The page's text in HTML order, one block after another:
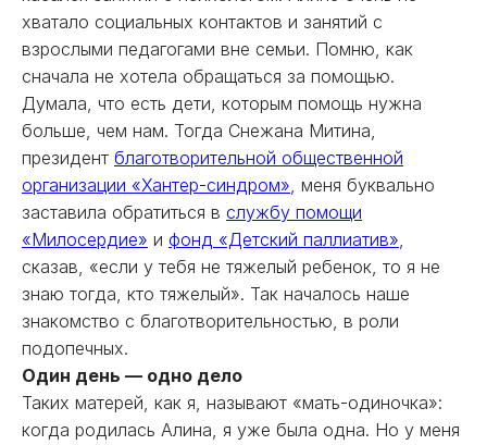
хватало социальных контактов и занятий с
взрослыми педагогами вне семьи. Помню, как
сначала не хотела обращаться за помощью.
Думала, что есть дети, которым помощь нужна
больше, чем нам. Тогда Снежана Митина,
президент благотворительной общественной
организации «Хантер-синдром», меня буквально
заставила обратиться в службу помощи
«Милосердие» и фонд «Детский паллиатив»,
сказав, «если у тебя не тяжелый ребенок, то я не
знаю тогда, кто тяжелый». Так началось наше
знакомство с благотворительностью, в роли
подопечных.
Один день — одно дело
Таких матерей, как я, называют «мать-одиночка»:
когда родилась Алина, я уже была одна. Но у меня